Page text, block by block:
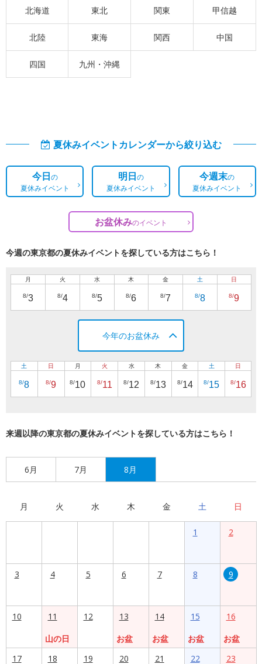
北海道 東北 関東 甲信越
北陸 東海 関西 中国
四国 九州・沖縄
夏休みイベントカレンダーから絞り込む
今日の
夏休みイベント
明日の
夏休みイベント
今週末の
夏休みイベント
お盆休みのイベント
今週の東京都の夏休みイベントを探している方はこちら！
月
8/3
火
8/4
水
8/5
木
8/6
金
8/7
土
8/8
日
8/9
今年のお盆休み
土
8/8
日
8/9
月
8/10
火
8/11
水
8/12
木
8/13
金
8/14
土
8/15
日
8/16
来週以降の東京都の夏休みイベントを探している方はこちら！
6月 7月 8月
月 火 水 木 金 土 日
1 2
3 4 5 6 7 8 9
10
11
山の日
12
13
お盆
14
お盆
15
お盆
16
お盆
17
18 19 20 21 22 23